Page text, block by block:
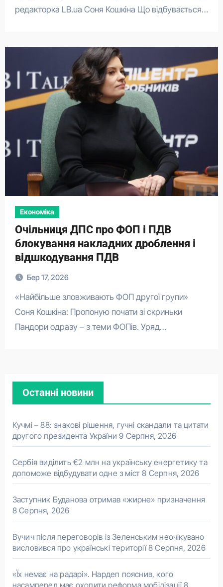
редакторка LB.ua Cоня Кошкіна Що відбувається…
Економіка
Очільниця ДПС про ФОП і ПДВ
блокування накладних дроблення і
відшкодування ПДВ
Бер 17, 2026
«Найбільше зловживають ФОП другої групи»
Соня Кошкіна: Пропоную почати зі скриньки
Пандори одразу – з теми ФОПів. Уряд…
Останні новини
Кучмі – 88: знакові рішення, гучні скандали та цитати
другого президента України 9 Серпня, 2026
Сербія виділить €2 млн на українську енергетику та
допоможе відбудувати одне з міст 8 Серпня, 2026
Заступник Буданова отримав «жирне» призначення
8 Серпня, 2026
Вучич після переговорів із Зеленським неочікувано
висловився про українські території 8 Серпня, 2026
«Їх немає на радарі». Нардеп пояснив, кого
насамперед має охопити реформа мобілізації 8